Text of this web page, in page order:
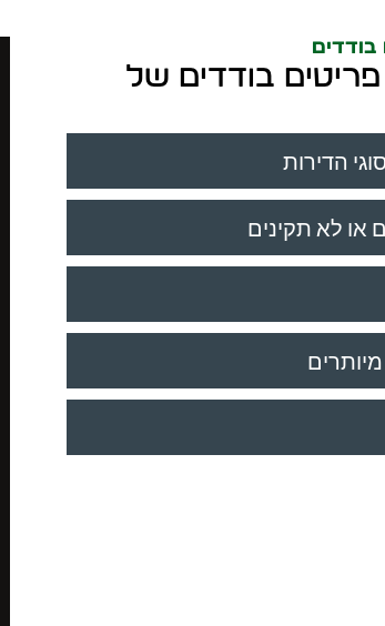
בודדים
פריטים בודדים של
הדירות
או לא תקינים
מיותרים